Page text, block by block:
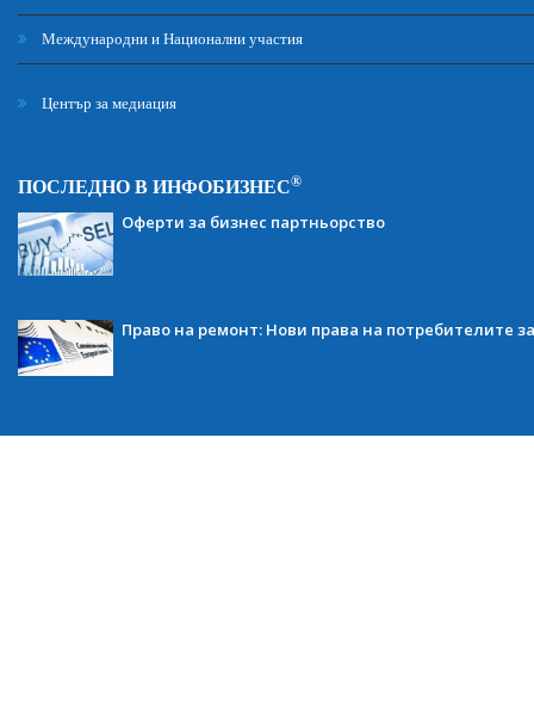
Международни и Национални участия
Център за медиация
ПОСЛЕДНО В ИНФОБИЗНЕС®
Оферти за бизнес партньорство
Право на ремонт: Нови права на потребителите